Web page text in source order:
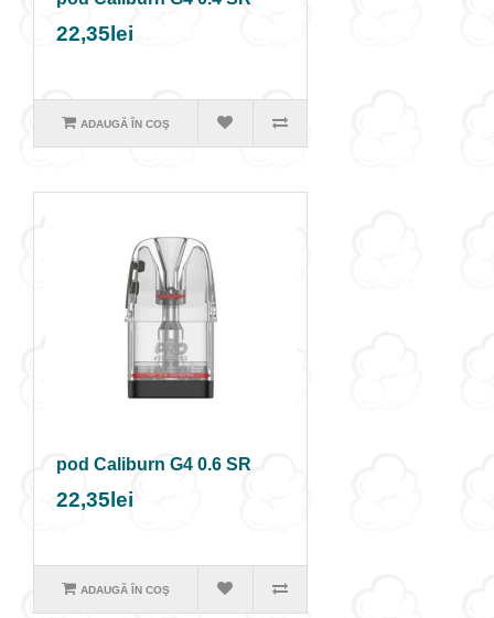
22,35lei
ADAUGĂ ÎN COŞ
pod Caliburn G4 0.6 SR
22,35lei
ADAUGĂ ÎN COŞ